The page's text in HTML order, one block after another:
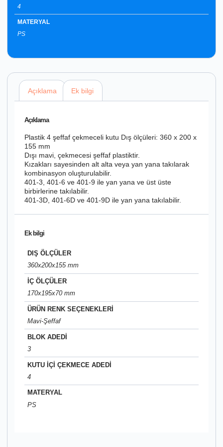
4
MATERYAL
PS
Açıklama Ek bilgi
Açıklama
Plastik 4 şeffaf çekmeceli kutu Dış ölçüleri: 360 x 200 x
155 mm
Dışı mavi, çekmecesi şeffaf plastiktir.
Kızakları sayesinden alt alta veya yan yana takılarak
kombinasyon oluşturulabilir.
401-3, 401-6 ve 401-9 ile yan yana ve üst üste
birbirlerine takılabilir.
401-3D, 401-6D ve 401-9D ile yan yana takılabilir.
Ek bilgi
DIŞ ÖLÇÜLER
360x200x155 mm
İÇ ÖLÇÜLER
170x195x70 mm
ÜRÜN RENK SEÇENEKLERİ
Mavi-Şeffaf
BLOK ADEDİ
3
KUTU İÇİ ÇEKMECE ADEDİ
4
MATERYAL
PS